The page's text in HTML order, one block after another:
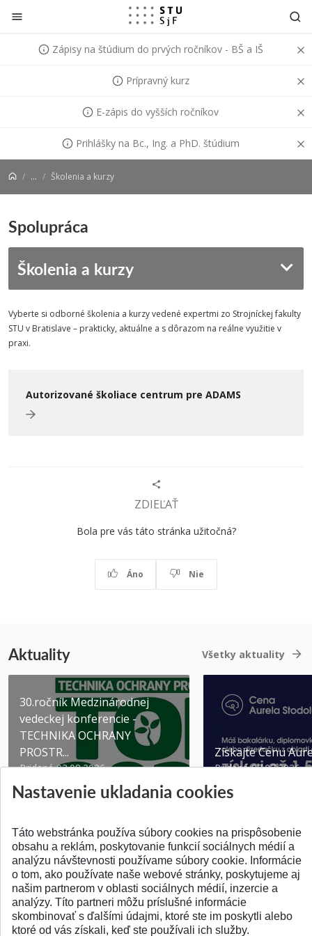
Prejsť na obsah
Zápisy na štúdium do prvých ročníkov - BŠ a IŠ
Prípravný kurz
E-zápis do vyšších ročníkov
Prihlášky na Bc., Ing. a PhD. štúdium
... Školenia a kurzy
Spolupráca
Školenia a kurzy
Vyberte si odborné školenia a kurzy vedené expertmi zo Strojníckej fakulty
STU v Bratislave – prakticky, aktuálne a s dôrazom na reálne využitie v
praxi.
Autorizované školiace centrum pre ADAMS
ZDIEĽAŤ
Bola pre vás táto stránka užitočná?
Áno Nie
Aktuality Všetky aktuality
30.ročník Medzinárodnej
vedeckej konferencie -
TECHNIKA OCHRANY
PROSTR...
Pridané 03.08.2026
Získajte Cenu
Pridané 07.07.2026
SPÄŤ NA VRCH
Nastavenie ukladania cookies
Táto webstránka používa súbory cookies na prispôsobenie
obsahu a reklám, poskytovanie funkcií sociálnych médií a
analýzu návštevnosti používame súbory cookie. Informácie
o tom, ako používate naše webové stránky, poskytujeme aj
našim partnerom v oblasti sociálnych médií, inzercie a
analýzy. Títo partneri môžu príslušné informácie
skombinovať s ďalšími údajmi, ktoré ste im poskytli alebo
ktoré od vás získali, keď ste používali ich služby.